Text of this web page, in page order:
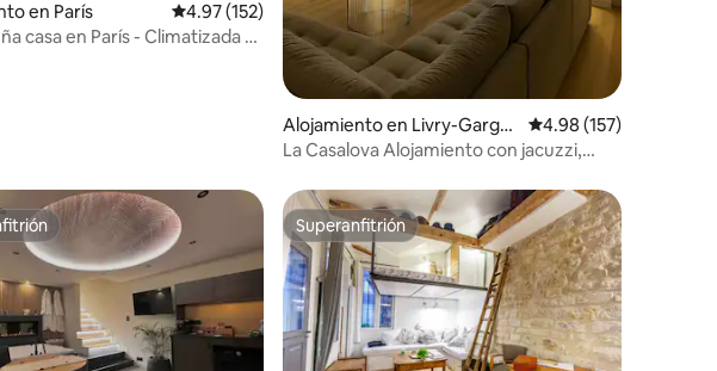
de 5, 176 reseñas
en París Calificación promedio: 4.97 de 5, 152 reseñas
4.97 (152)
casa en París - Climatizada -
Alojamiento en Livry-Garga
n
Calificación promedio:
4.98 (157)
La Casalova Alojamiento con jacuzzi,
Superanfitrión
Superanfitrión